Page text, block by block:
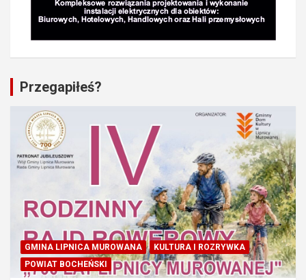
Przegapiłeś?
GMINA LIPNICA MUROWANA
KULTURA I ROZRYWKA
POWIAT BOCHEŃSKI